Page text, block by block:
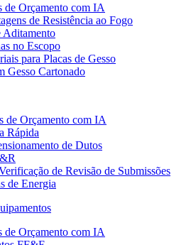
de Orçamento com IA
de Resistência ao Fogo
Aditamento
no Escopo
para Placas de Gesso
Gesso Cartonado
de Orçamento com IA
Rápida
de Dutos
de Revisão de Submissões
de Energia
de Orçamento com IA